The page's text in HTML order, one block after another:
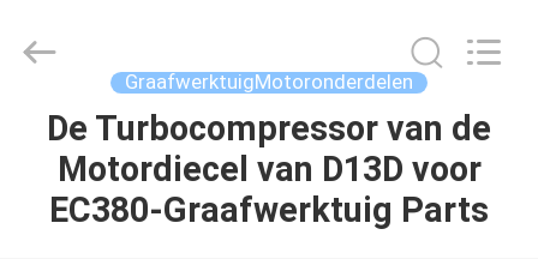
HUIS
PRODUCTEN
Industrial
GraafwerktuigMotoronderdelen
De Turbocompressor van de
Motordiecel van D13D voor
EC380-Graafwerktuig Parts